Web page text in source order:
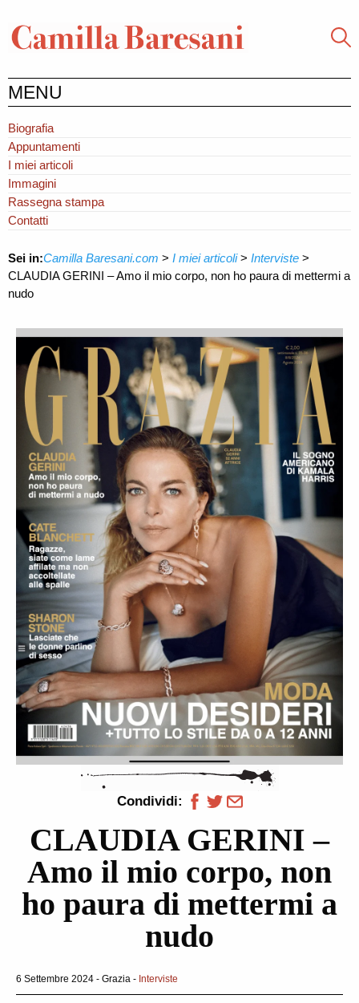
MENU
Biografia
Appuntamenti
I miei articoli
Immagini
Rassegna stampa
Contatti
Sei in:Camilla Baresani.com > I miei articoli> Interviste >
CLAUDIA GERINI – Amo il mio corpo, non ho paura di mettermi a
nudo
Condividi:
CLAUDIA GERINI –
Amo il mio corpo, non
ho paura di mettermi a
nudo
6 Settembre 2024 - Grazia - Interviste